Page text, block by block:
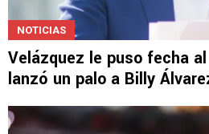
NOTICIAS
Velázquez le puso fecha
lanzó un palo a Billy